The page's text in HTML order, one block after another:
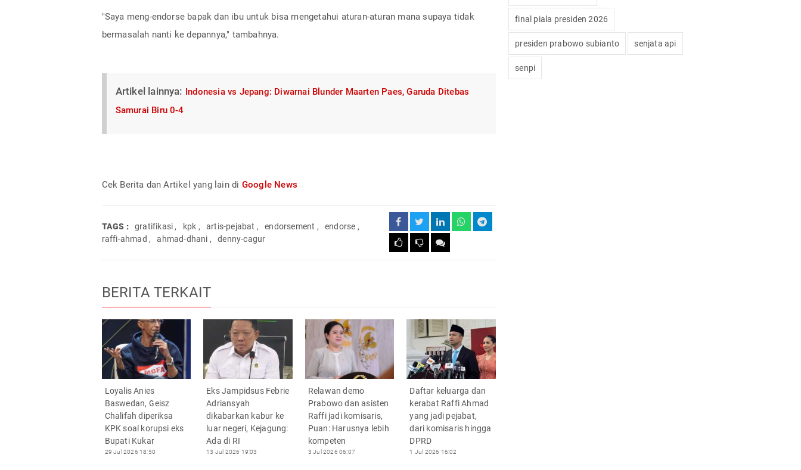
"Saya meng-endorse bapak dan ibu untuk bisa mengetahui aturan-aturan mana supaya tidak
bermasalah nanti ke depannya," tambahnya.
Artikel lainnya: Indonesia vs Jepang: Diwarnai Blunder Maarten Paes, Garuda Ditebas
Samurai Biru 0-4
Cek Berita dan Artikel yang lain di Google News
TAGS : gratifikasi , kpk , artis-pejabat , endorsement , endorse ,
raffi-ahmad , ahmad-dhani , denny-cagur
BERITA TERKAIT
Loyalis Anies
Baswedan, Geisz
Chalifah diperiksa
KPK soal korupsi eks
Bupati Kukar
29 Jul 2026 18:50
Eks Jampidsus Febrie
Adriansyah
dikabarkan kabur ke
luar negeri, Kejagung:
Ada di RI
13 Jul 2026 19:03
Relawan demo
Prabowo dan asisten
Raffi jadi komisaris,
Puan: Harusnya lebih
kompeten
3 Jul 2026 06:07
Daftar keluarga dan
kerabat Raffi Ahmad
yang jadi pejabat,
dari komisaris hingga
DPRD
1 Jul 2026 16:02
final piala presiden 2026
presiden prabowo subianto senjata api
senpi